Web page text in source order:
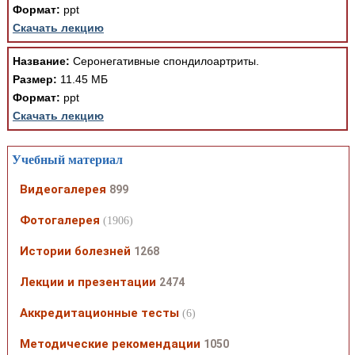
Формат: ppt
Скачать лекцию
Название: Серонегативные спондилоартриты.
Размер: 11.45 МБ
Формат: ppt
Скачать лекцию
Учебный материал
Видеогалерея 899
Фотогалерея (1906)
Истории болезней 1268
Лекции и презентации 2474
Аккредитационные тесты (6)
Методические рекомендации 1050